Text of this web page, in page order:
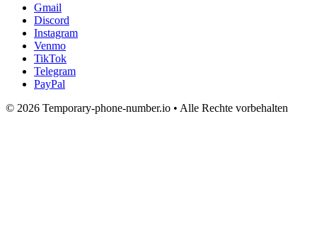
Gmail
Discord
Instagram
Venmo
TikTok
Telegram
PayPal
© 2026 Temporary-phone-number.io • Alle Rechte vorbehalten